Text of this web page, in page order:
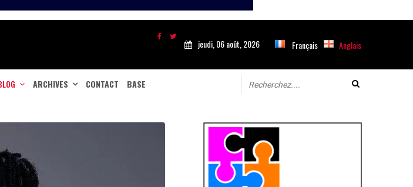
Français Anglais
jeudi, 06 août, 2026
ARCHIVES CONTACT BASE